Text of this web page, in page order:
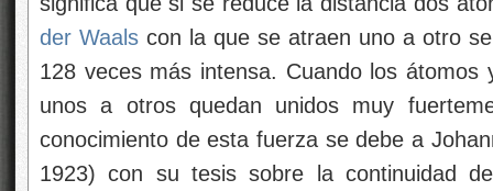
der Waals con la que se atraen uno a otro
128 veces más intensa. Cuando los átomos
unos a otros quedan unidos muy
conocimiento de esta fuerza se debe a
1923) con su tesis sobre la continuidad